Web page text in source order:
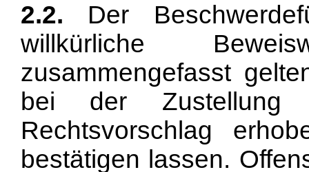
2.2. Der
willkürliche
zusammengefasst
bei der Zustellung
Rechtsvorschlag
bestätigen lassen.